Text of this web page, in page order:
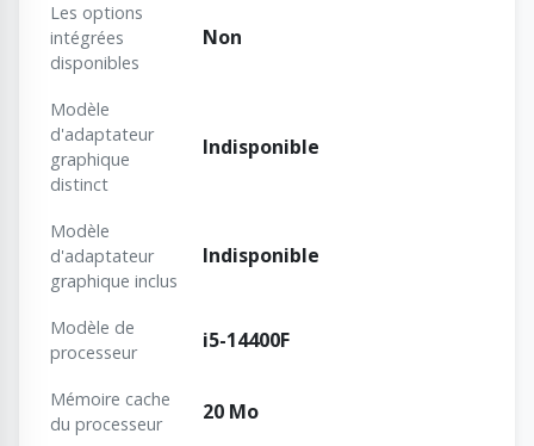
Les options
intégrées
disponibles
Non
Modèle
d'adaptateur
graphique
distinct
Indisponible
Modèle
d'adaptateur
graphique inclus
Indisponible
Modèle de
processeur
i5-14400F
Mémoire cache
du processeur
20 Mo